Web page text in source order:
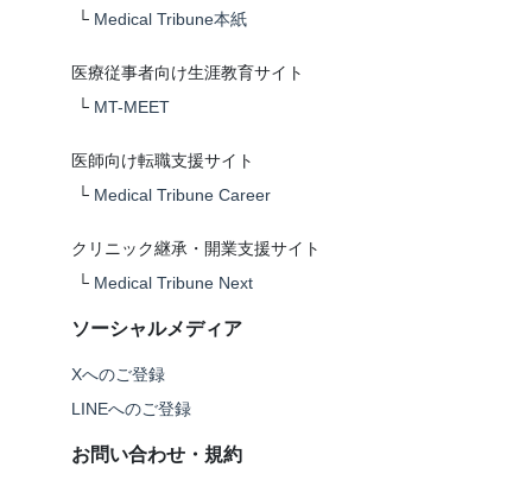
└ Medical Tribune本紙
医療従事者向け生涯教育サイト
└ MT-MEET
医師向け転職支援サイト
└ Medical Tribune Career
クリニック継承・開業支援サイト
└ Medical Tribune Next
ソーシャルメディア
Xへのご登録
LINEへのご登録
お問い合わせ・規約